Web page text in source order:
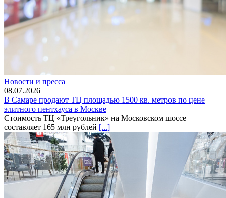
Новости и пресса
08.07.2026
В Самаре продают ТЦ площадью 1500 кв. метров по цене
элитного пентхауса в Москве
Стоимость ТЦ «Треугольник» на Московском шоссе
составляет 165 млн рублей [...]